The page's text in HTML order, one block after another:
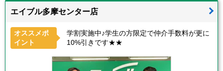
エイブル多摩センター店
オススメポ
イント
学割実施中♪学生の方限定で仲介手数料が更に
10%引きです★★